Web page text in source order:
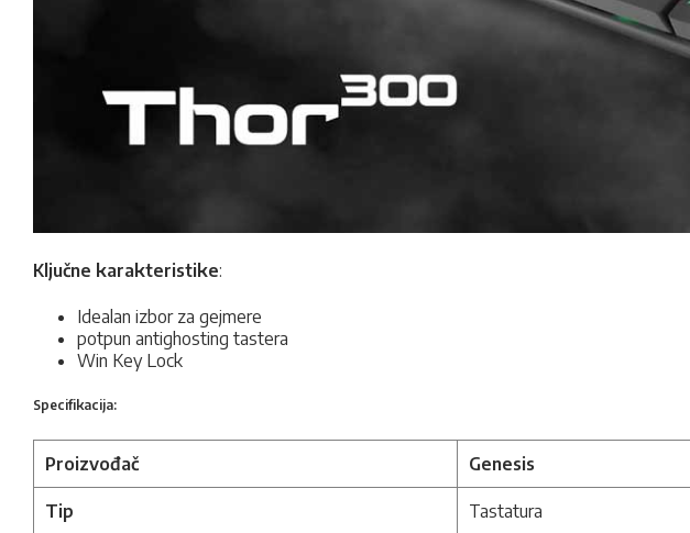
Ključne karakteristike:
Idealan izbor za gejmere
potpun antighosting tastera
Win Key Lock
Specifikacija:
Proizvođač Genesis
Tip Tastatura